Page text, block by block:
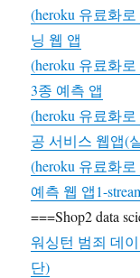
(heroku 유료화
닝 웹 앱
(heroku 유료화
3종 예측 앱
(heroku 유료화
공 서비스 웹앱(
(heroku 유료화
예측 웹 앱1-
===Shop2 data
워싱턴 범죄 데
단)